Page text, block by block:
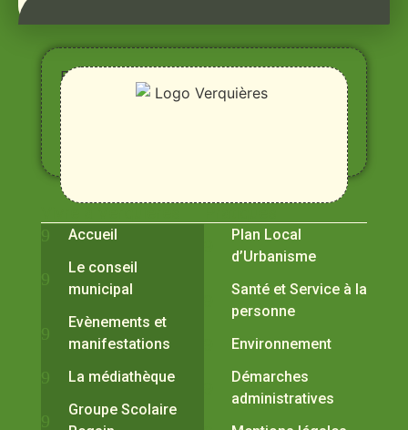
Entre
Rhône,
Alpilles
et
Durance
Accueil
Le conseil
municipal
Evènements et
manifestations
La médiathèque
Groupe Scolaire
Plan Local
d’Urbanisme
Santé et Service à la
personne
Environnement
Démarches
administratives